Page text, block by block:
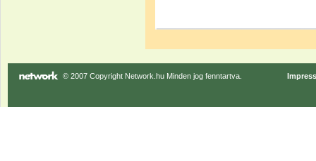
© 2007 Copyright Network.hu Minden jog fenntartva.